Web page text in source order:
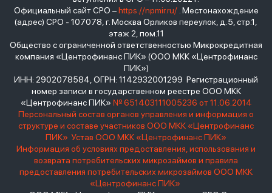
Официальный сайт СРО –https://npmir.ru/. Местонахождение
(адрес) СРО - 107078, г. Москва Орликов переулок, д.5, стр.1,
этаж 2, пом.11
Общество с ограниченной ответственностью Микрокредитная
компания «Центрофинанс ПИК» (ООО МКК «Центрофинанс
ПИК»)
ИНН: 2902078584, ОГРН: 1142932001299 Регистрационный
номер записи в государственном реестре ООО МКК
«Центрофинанс ПИК» № 651403111005236 от 11.06.2014
Персональный состав органов управления и информация о
структуре и составе участников ООО МКК «Центрофинанс
ПИК» Устав ООО МКК «Центрофинанс ПИК»
Информация об условиях предоставления, использования и
возврата потребительских микрозаймов и правила
предоставления потребительских микрозаймов ООО МКК
«Центрофинанс ПИК»